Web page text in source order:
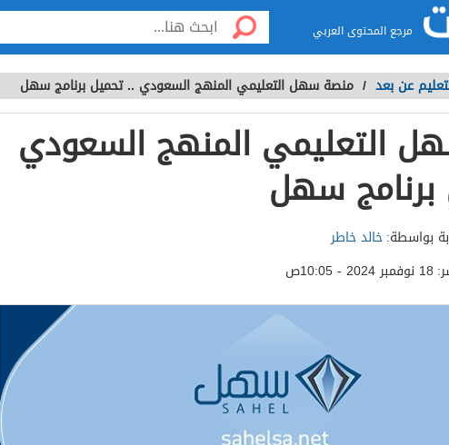
مرجع المحتوى العربي
عن بعد / منصة سهل التعليمي المنهج السعودي .. تحميل برنامج سهل
التعليمي المنهج السعودي
سهل
بواسطة:خالد خاطر
18 نوفمبر 2024 - 10:05ص